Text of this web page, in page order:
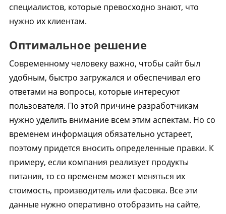
специалистов, которые превосходно знают, что
нужно их клиентам.
Оптимальное решение
Современному человеку важно, чтобы сайт был
удобным, быстро загружался и обеспечивал его
ответами на вопросы, которые интересуют
пользователя. По этой причине разработчикам
нужно уделить внимание всем этим аспектам. Но со
временем информация обязательно устареет,
поэтому придется вносить определенные правки. К
примеру, если компания реализует продукты
питания, то со временем может меняться их
стоимость, производитель или фасовка. Все эти
данные нужно оперативно отобразить на сайте,